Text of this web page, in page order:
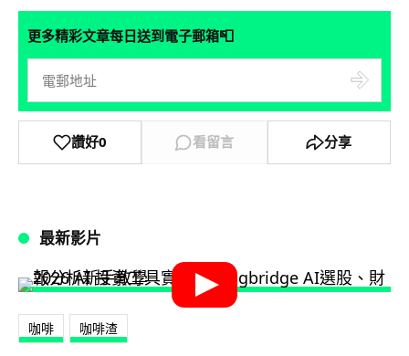
更多精彩文章每日送到電子郵箱📮
讚好0 看留言 分享
最新影片
咖啡 咖啡渣